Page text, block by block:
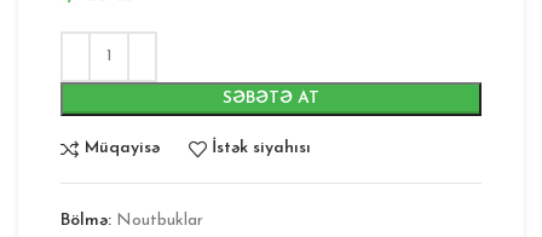
SƏBƏTƏ AT
Müqayisə İstək siyahısı
Bölmə: Noutbuklar